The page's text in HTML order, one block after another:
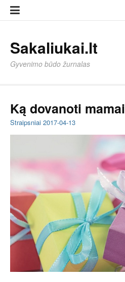
prie
Sakaliukai.lt
Gyvenimo būdo žurnalas
Ką dovanoti mamai
Straipsniai 2017-04-13